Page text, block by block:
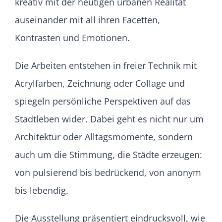
auseinander mit all ihren Facetten,
Kontrasten und Emotionen.
Die Arbeiten entstehen in freier Technik mit
Acrylfarben, Zeichnung oder Collage und
spiegeln persönliche Perspektiven auf das
Stadtleben wider. Dabei geht es nicht nur um
Architektur oder Alltagsmomente, sondern
auch um die Stimmung, die Städte erzeugen:
von pulsierend bis bedrückend, von anonym
bis lebendig.
Die Ausstellung präsentiert eindrucksvoll, wie